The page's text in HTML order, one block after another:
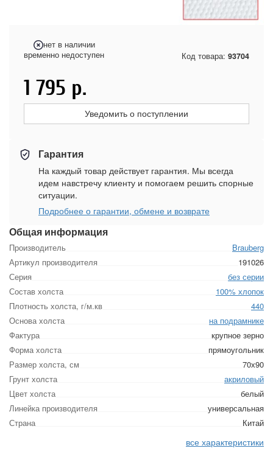
Общая информация
Производитель
Brauberg
Артикул производителя
191026
Серия
без серии
Состав холста
100% хлопок
Плотность холста, г/м.кв
440
Основа холста
на подрамнике
Фактура
крупное зерно
Форма холста
прямоугольник
Размер холста, см
70х90
Грунт холста
акриловый
Цвет холста
белый
Линейка производителя
универсальная
Страна
Китай
все характеристики
нет в наличии
временно недоступен
Код товара: 93704
1 795 р.
Уведомить о поступлении
Гарантия
На каждый товар действует гарантия. Мы всегда
идем навстречу клиенту и помогаем решить спорные
ситуации.
Подробнее о гарантии, обмене и возврате